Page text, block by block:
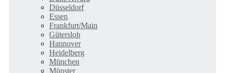
Düsseldorf
Essen
Frankfurt/Main
Gütersloh
Hannover
Heidelberg
München
Münster